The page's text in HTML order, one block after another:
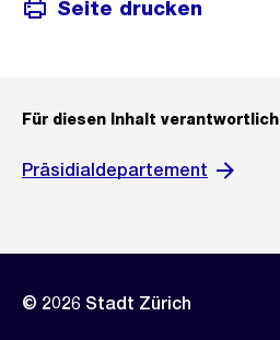
Seite drucken
Für diesen Inhalt verantwortlich
Präsidialdepartement
© 2026 Stadt Zürich